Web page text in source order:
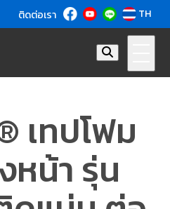
ติดต่อเรา TH
เทปโฟม
หน้า รุ่น